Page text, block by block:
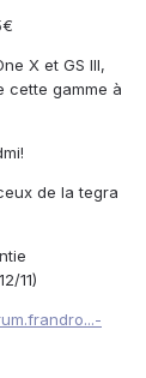
X et GS III,
cette gamme à
de la tegra
11)